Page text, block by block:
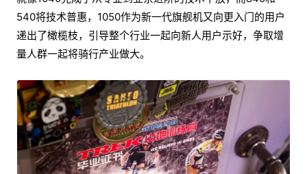
540将技术普惠，1050作为新一代旗舰机又向更入门的用户
递出了橄榄枝，引导整个行业一起向新人用户示好，争取增
量人群一起将骑行产业做大。